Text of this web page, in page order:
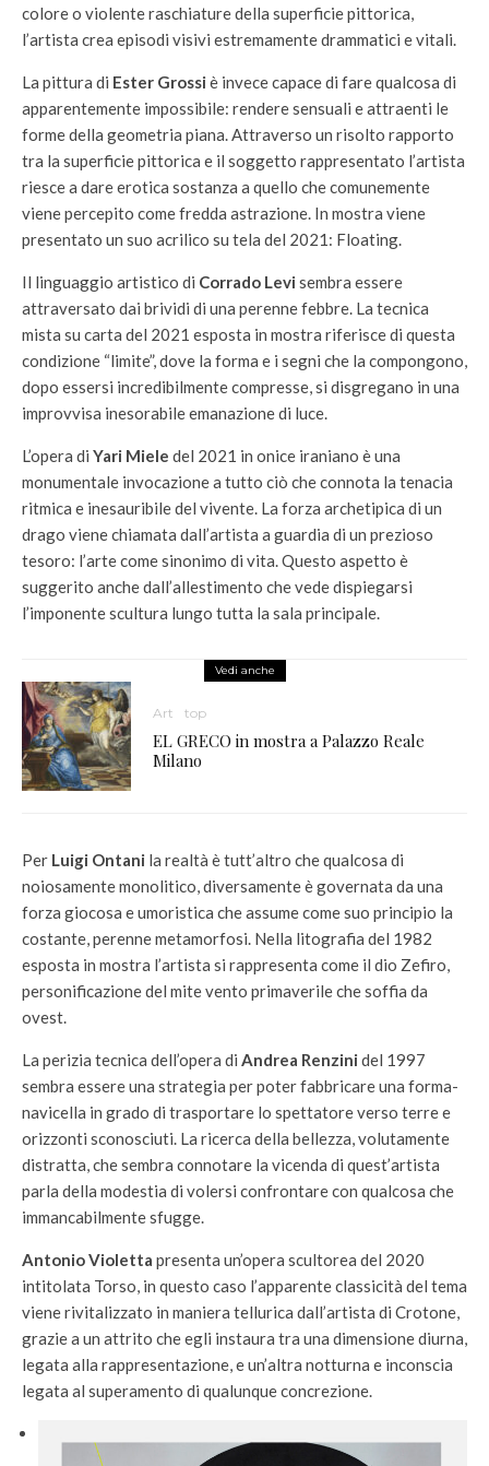
colore o violente raschiature della superficie pittorica,
l’artista crea episodi visivi estremamente drammatici e vitali.
La pittura di Ester Grossi è invece capace di fare qualcosa di
apparentemente impossibile: rendere sensuali e attraenti le
forme della geometria piana. Attraverso un risolto rapporto
tra la superficie pittorica e il soggetto rappresentato l’artista
riesce a dare erotica sostanza a quello che comunemente
viene percepito come fredda astrazione. In mostra viene
presentato un suo acrilico su tela del 2021: Floating.
Il linguaggio artistico di Corrado Levi sembra essere
attraversato dai brividi di una perenne febbre. La tecnica
mista su carta del 2021 esposta in mostra riferisce di questa
condizione “limite”, dove la forma e i segni che la compongono,
dopo essersi incredibilmente compresse, si disgregano in una
improvvisa inesorabile emanazione di luce.
L’opera di Yari Miele del 2021 in onice iraniano è una
monumentale invocazione a tutto ciò che connota la tenacia
ritmica e inesauribile del vivente. La forza archetipica di un
drago viene chiamata dall’artista a guardia di un prezioso
tesoro: l’arte come sinonimo di vita. Questo aspetto è
suggerito anche dall’allestimento che vede dispiegarsi
l’imponente scultura lungo tutta la sala principale.
Vedi anche
Art top
EL GRECO in mostra a Palazzo Reale
Milano
Per Luigi Ontani la realtà è tutt’altro che qualcosa di
noiosamente monolitico, diversamente è governata da una
forza giocosa e umoristica che assume come suo principio la
costante, perenne metamorfosi. Nella litografia del 1982
esposta in mostra l’artista si rappresenta come il dio Zefiro,
personificazione del mite vento primaverile che soffia da
ovest.
La perizia tecnica dell’opera di Andrea Renzini del 1997
sembra essere una strategia per poter fabbricare una forma-
navicella in grado di trasportare lo spettatore verso terre e
orizzonti sconosciuti. La ricerca della bellezza, volutamente
distratta, che sembra connotare la vicenda di quest’artista
parla della modestia di volersi confrontare con qualcosa che
immancabilmente sfugge.
Antonio Violetta presenta un’opera scultorea del 2020
intitolata Torso, in questo caso l’apparente classicità del tema
viene rivitalizzato in maniera tellurica dall’artista di Crotone,
grazie a un attrito che egli instaura tra una dimensione diurna,
legata alla rappresentazione, e un’altra notturna e inconscia
legata al superamento di qualunque concrezione.